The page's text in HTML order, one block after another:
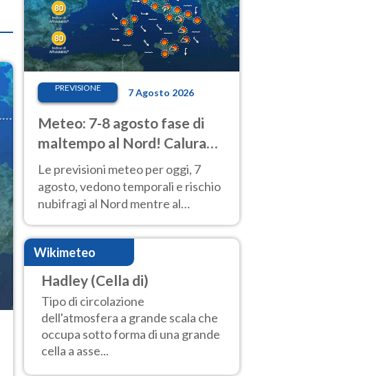
PREVISIONE 7 Agosto 2026
Meteo: 7-8 agosto fase di
maltempo al Nord! Calura
fino a Ferragosto
Le previsioni meteo per oggi, 7
agosto, vedono temporali e rischio
nubifragi al Nord mentre al
Centro-Sud sole e caldo sempre
molto intenso.
Wikimeteo
Hadley (Cella di)
Tipo di circolazione
dell'atmosfera a grande scala che
occupa sotto forma di una grande
cella a asse...